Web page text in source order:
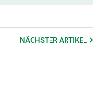
NÄCHSTERARTIKEL